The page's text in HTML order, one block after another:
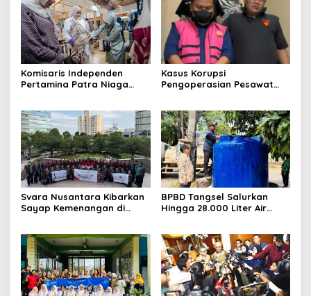
Komisaris Independen
Pertamina Patra Niaga
Sentuhan Kemanusiaan dan
Keberlanjutan
Kasus Korupsi
Pengoperasian Pesawat
Tersangka
Svara Nusantara Kibarkan
Sayap Kemenangan di
BPBD Tangsel Salurkan
Hingga 28.000 Liter Air
Kekeringan